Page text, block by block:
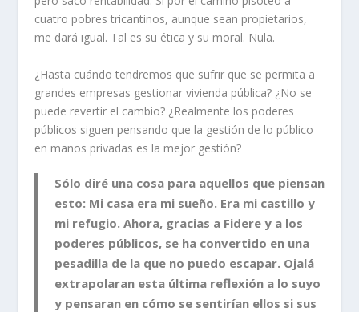
cuatro pobres tricantinos, aunque sean propietarios,
me dará igual. Tal es su ética y su moral. Nula.
¿Hasta cuándo tendremos que sufrir que se permita a
grandes empresas gestionar vivienda pública? ¿No se
puede revertir el cambio? ¿Realmente los poderes
públicos siguen pensando que la gestión de lo público
en manos privadas es la mejor gestión?
Sólo diré una cosa para aquellos que piensan
esto: Mi casa era mi sueño. Era mi castillo y
mi refugio. Ahora, gracias a Fidere y a los
poderes públicos, se ha convertido en una
pesadilla de la que no puedo escapar. Ojalá
extrapolaran esta última reflexión a lo suyo
y pensaran en cómo se sentirían ellos si sus